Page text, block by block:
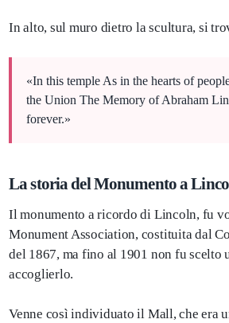
In alto, sul muro dietro la scultura, si
«In this temple As in the hearts of
the Union The Memory of Abraham
forever.»
La storia del Monumento a
Il monumento a ricordo di Lincoln, fu
Monument Association, costituita dal
del 1867, ma fino al 1901 non fu scelto
accoglierlo.
Venne così individuato il Mall, che era